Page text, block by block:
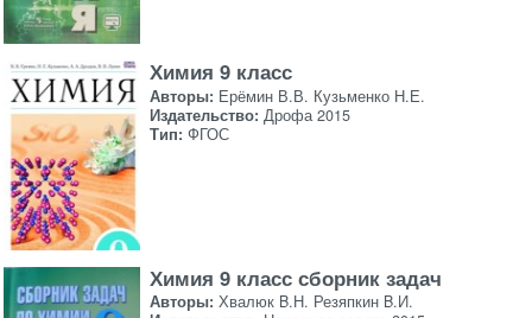
Химия 9 класс
Авторы: Ерёмин В.В. Кузьменко Н.Е.
Издательство: Дрофа 2015
Тип: ФГОС
Химия 9 класс сборник задач
Авторы: Хвалюк B.Н. Резяпкин B.И.